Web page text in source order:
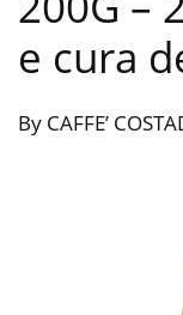
e cura
By CAFFE’